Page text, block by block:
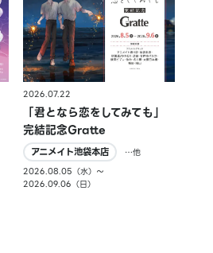
2026.07.22
「君となら恋をしてみても」
完結記念Gratte
アニメイト池袋本店
…他
2026.08.05（水）〜
2026.09.06（日）